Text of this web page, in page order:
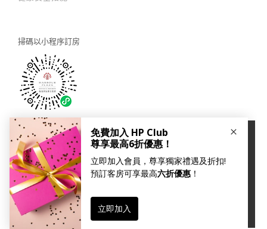
掃碼以小程序訂房
關注我們：
© 2026 Harbour Plaza Hotel Management Limited 海逸酒店管理有限公司
×
本網站使用Cookies以改善您的用戶體驗。如您繼續瀏覽我
們的網站，即代表您同意我們的私隱及 cookies 政策。
繼續瀏覽